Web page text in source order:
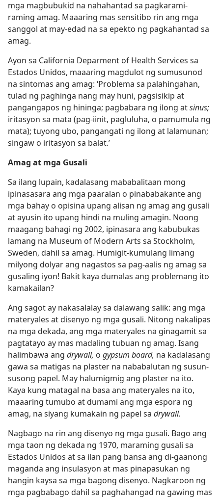
mga magbubukid na nahahantad sa pagkarami-
raming amag. Maaaring mas sensitibo rin ang mga
sanggol at may-edad na sa epekto ng pagkahantad sa
amag.
Ayon sa California Deparment of Health Services sa
Estados Unidos, maaaring magdulot ng sumusunod
na sintomas ang amag: ‘Problema sa palahingahan,
tulad ng paghinga nang may huni, pagsisikip at
pangangapos ng hininga; pagbabara ng ilong atsinus;
iritasyon sa mata (pag-iinit, pagluluha, o pamumula ng
mata); tuyong ubo, pangangati ng ilong at lalamunan;
singaw o iritasyon sa balat.’
Amag at mga Gusali
Sa ilang lupain, kadalasang mababalitaan mong
ipinasasara ang mga paaralan o pinababakante ang
mga bahay o opisina upang alisan ng amag ang gusali
at ayusin ito upang hindi na muling amagin. Noong
maagang bahagi ng 2002, ipinasara ang kabubukas
lamang na Museum of Modern Arts sa Stockholm,
Sweden, dahil sa amag. Humigit-kumulang limang
milyong dolyar ang nagastos sa pag-aalis ng amag sa
gusaling iyon! Bakit kaya dumalas ang problemang ito
kamakailan?
Ang sagot ay nakasalalay sa dalawang salik: ang mga
materyales at disenyo ng mga gusali. Nitong nakalipas
na mga dekada, ang mga materyales na ginagamit sa
pagtatayo ay mas madaling tubuan ng amag. Isang
halimbawa ang drywall, o gypsum board, na kadalasang
gawa sa matigas na plaster na nababalutan ng susun-
susong papel. May halumigmig ang plaster na ito.
Kaya kung matagal na basa ang materyales na ito,
maaaring tumubo at dumami ang mga espora ng
amag, na siyang kumakain ng papel sa drywall.
Nagbago na rin ang disenyo ng mga gusali. Bago ang
mga taon ng dekada ng 1970, maraming gusali sa
Estados Unidos at sa ilan pang bansa ang di-gaanong
maganda ang insulasyon at mas pinapasukan ng
hangin kaysa sa mga bagong disenyo. Nagkaroon ng
mga pagbabago dahil sa paghahangad na gawing mas